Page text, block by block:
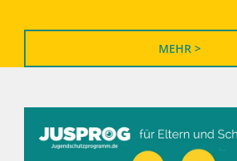
MEHR >